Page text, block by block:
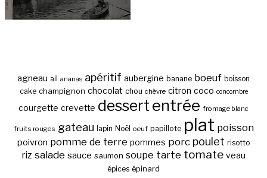
agneau ail ananas apéritif aubergine banane boeuf boisson
cake champignon chocolat chou chèvre citron coco concombre
courgette crevette dessert entrée fromage blanc
fruits rouges gateau lapin Noël oeuf papillote plat poisson
poivron pomme de terre pommes porc poulet risotto
riz salade sauce saumon soupe tarte tomate veau
épices épinard